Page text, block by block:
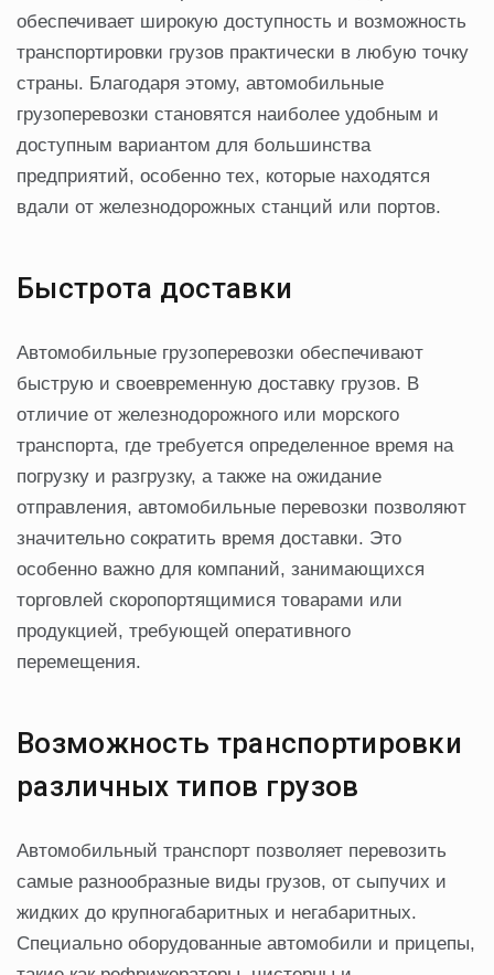
обеспечивает широкую доступность и возможность
транспортировки грузов практически в любую точку
страны. Благодаря этому, автомобильные
грузоперевозки становятся наиболее удобным и
доступным вариантом для большинства
предприятий, особенно тех, которые находятся
вдали от железнодорожных станций или портов.
Быстрота доставки
Автомобильные грузоперевозки обеспечивают
быструю и своевременную доставку грузов. В
отличие от железнодорожного или морского
транспорта, где требуется определенное время на
погрузку и разгрузку, а также на ожидание
отправления, автомобильные перевозки позволяют
значительно сократить время доставки. Это
особенно важно для компаний, занимающихся
торговлей скоропортящимися товарами или
продукцией, требующей оперативного
перемещения.
Возможность транспортировки
различных типов грузов
Автомобильный транспорт позволяет перевозить
самые разнообразные виды грузов, от сыпучих и
жидких до крупногабаритных и негабаритных.
Специально оборудованные автомобили и прицепы,